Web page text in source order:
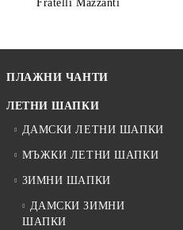
Fratelli Mazzanti
ПЛАЖНИ ЧАНТИ
ЛЕТНИ ШАПКИ
ДАМСКИ ЛЕТНИ ШАПКИ
МЪЖКИ ЛЕТНИ ШАПКИ
ЗИМНИ ШАПКИ
ДАМСКИ ЗИМНИ
ШАПКИ